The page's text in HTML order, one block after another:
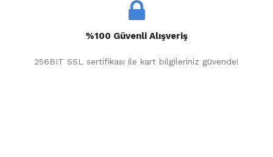
%100 Güvenli Alışveriş
256BIT SSL sertifikası ile kart bilgileriniz güvende!